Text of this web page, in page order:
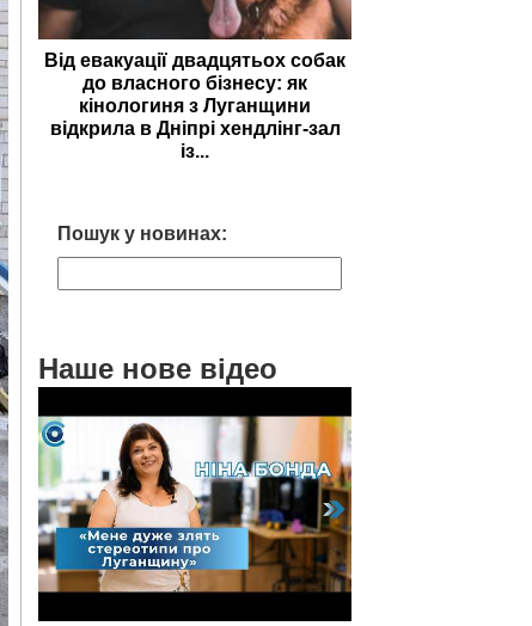
Від евакуації двадцятьох собак
до власного бізнесу: як
кінологиня з Луганщини
відкрила в Дніпрі хендлінг-зал
із...
Пошук у новинах:
Наше нове відео